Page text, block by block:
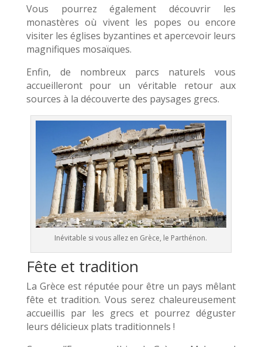
Vous pourrez également découvrir les
monastères où vivent les popes ou encore
visiter les églises byzantines et apercevoir leurs
magnifiques mosaïques.
Enfin, de nombreux parcs naturels vous
accueilleront pour un véritable retour aux
sources à la découverte des paysages grecs.
Inévitable si vous allez en Grèce, le Parthénon.
Fête et tradition
La Grèce est réputée pour être un pays mêlant
fête et tradition. Vous serez chaleureusement
accueillis par les grecs et pourrez déguster
leurs délicieux plats traditionnels !